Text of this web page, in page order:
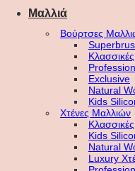
Μαλλιά
Βούρτσες
Exclusive
Natural
Kids
Χτένες Μαλλιών
Κλασσικές
Kids
Natural
Luxury